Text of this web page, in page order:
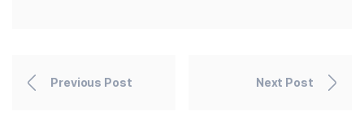
Previous Post Next Post